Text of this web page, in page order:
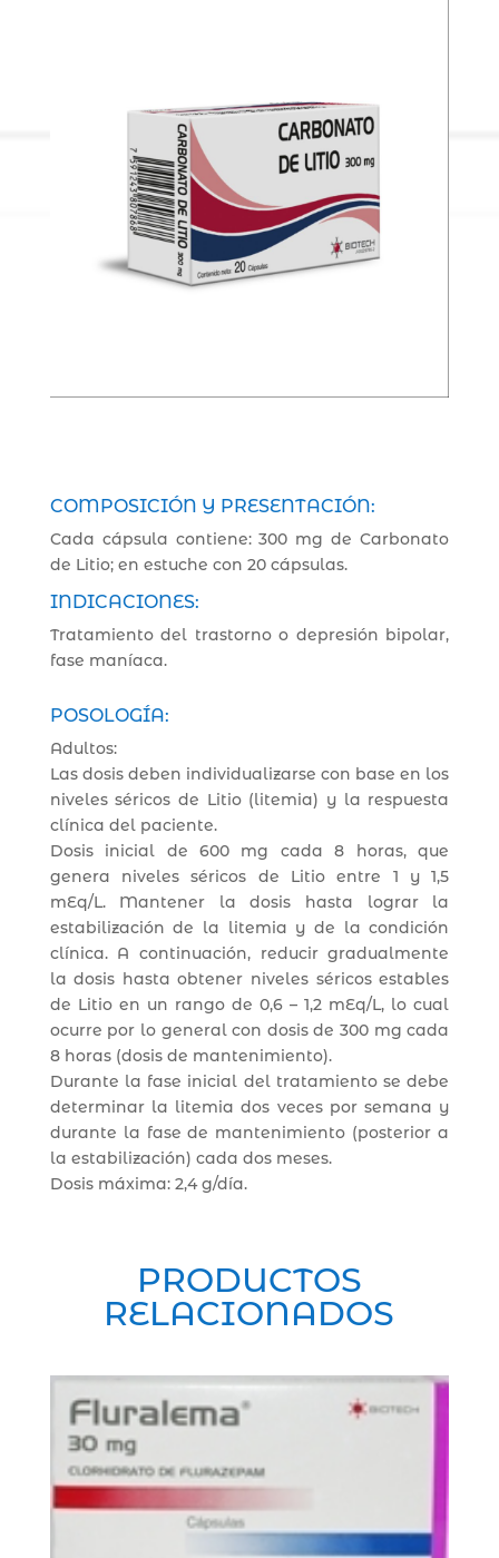
COMPOSICIÓN Y PRESENTACIÓN:
Cada cápsula contiene: 300 mg de Carbonato
de Litio; en estuche con 20 cápsulas.
INDICACIONES:
Tratamiento del trastorno o depresión bipolar,
fase maníaca.
POSOLOGÍA:
Adultos:
Las dosis deben individualizarse con base en los
niveles séricos de Litio (litemia) y la respuesta
clínica del paciente.
Dosis inicial de 600 mg cada 8 horas, que
genera niveles séricos de Litio entre 1 y 1,5
mEq/L. Mantener la dosis hasta lograr la
estabilización de la litemia y de la condición
clínica. A continuación, reducir gradualmente
la dosis hasta obtener niveles séricos estables
de Litio en un rango de 0,6 – 1,2 mEq/L, lo cual
ocurre por lo general con dosis de 300 mg cada
8 horas (dosis de mantenimiento).
Durante la fase inicial del tratamiento se debe
determinar la litemia dos veces por semana y
durante la fase de mantenimiento (posterior a
la estabilización) cada dos meses.
Dosis máxima: 2,4 g/día.
PRODUCTOS
RELACIONADOS